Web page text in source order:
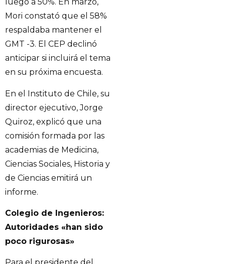
Mori constató que el 58%
respaldaba mantener el
GMT -3. El CEP declinó
anticipar si incluirá el tema
en su próxima encuesta.
En el Instituto de Chile, su
director ejecutivo, Jorge
Quiroz, explicó que una
comisión formada por las
academias de Medicina,
Ciencias Sociales, Historia y
de Ciencias emitirá un
informe.
Colegio de Ingenieros:
Autoridades «han sido
poco rigurosas»